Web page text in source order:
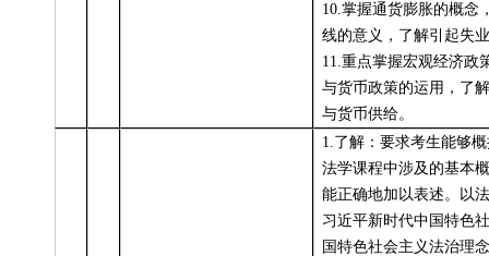
10.掌握通货膨胀的概念
线的意义，了解引起失
11.重点掌握宏观经济政
与货币政策的运用，了
与货币供给。
1.了解：要求考生能够
法学课程中涉及的基本
能正确地加以表述。以
习近平新时代中国特色
国特色社会主义法治理